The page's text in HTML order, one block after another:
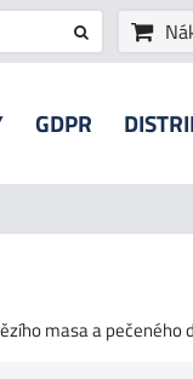
GDPR
masa a pečeného